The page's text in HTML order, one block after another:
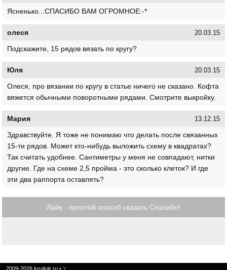
Ясненько...СПАСИБО ВАМ ОГРОМНОЕ:-*
олеся 20.03.15
Подскажите, 15 рядов вязать по кругу?
Юля 20.03.15
Олеся, про вязании по кругу в статье ничего не сказано. Кофта
вяжется обычными поворотными рядами. Смотрите выкройку.
Мария 13.12.15
Здравствуйте. Я тоже не понимаю что делать после связанных
15-ти рядов. Может кто-нибудь выложить схему в квадратах?
Так считать удобнее. Сантиметры у меня не совпадают, нитки
другие. Где на схеме 2,5 пройма - это сколько клеток? И где
эти два раппорта оставлять?
Лайк - простой способ сказать Спасибо!
2009-2026 kru4ok.ru • У